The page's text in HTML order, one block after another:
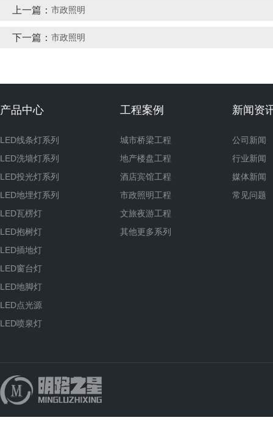
上一篇： 市政照明
下一篇： 市政照明
产品中心
LED线条灯系列
LED洗墙灯系列
LED投光灯系列
LED地埋灯系列
LED瓦楞灯
LED抱树灯
LED插地灯
LED窗台灯
LED地脚灯
LED点光源
LED喷泉灯
工程案例
城市桥梁工程
地产楼盘工程
酒店宾馆工程
市政照明工程
文旅夜游工程
其他更多系列
新闻资
公司新闻
行业新闻
媒体新闻
常见问题